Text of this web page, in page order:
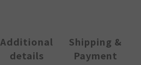
Additional
details
Shipping &
Payment